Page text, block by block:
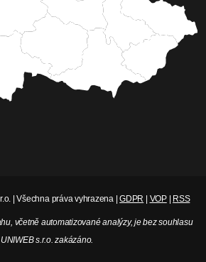
| Všechna práva vyhrazena |GDPR VOP| RSS
včetně automatizované analýzy, je bez souhlasu
UNIWEB s.r.o. zakázáno.